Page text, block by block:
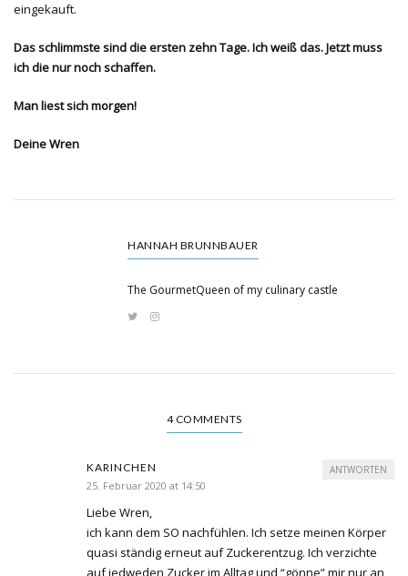
eingekauft.
Das schlimmste sind die ersten zehn Tage. Ich weiß das. Jetzt muss
ich die nur noch schaffen.
Man liest sich morgen!
Deine Wren
HANNAH BRUNNBAUER
The GourmetQueen of my culinary castle
4 COMMENTS
KARINCHEN
25. Februar 2020 at 14:50
Liebe Wren,
ich kann dem SO nachfühlen. Ich setze meinen Körper
quasi ständig erneut auf Zuckerentzug. Ich verzichte
auf jedweden Zucker im Alltag und “gönne” mir nur an
ANTWORTEN